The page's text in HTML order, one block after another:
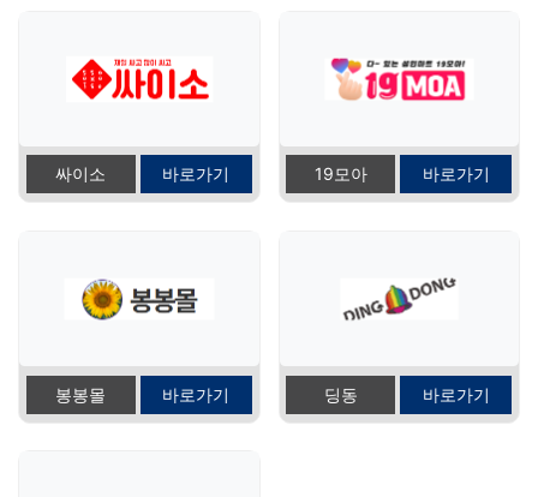
싸이소 바로가기 19모아 바로가기
봉봉몰 바로가기 딩동 바로가기